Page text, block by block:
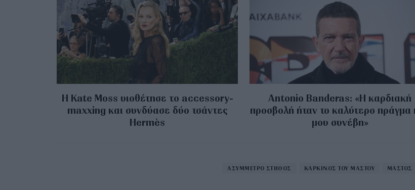
Η Kate Moss υιοθέτησε τo accessory-
maxxing και συνδύασε δύο τσάντες
Hermès
Antonio Banderas: «Η καρδιακή
προσβολή ήταν το καλύτερο πράγμα
μου συνέβη»
ΑΣΥΜΜΕΤΡΟ ΣΤΗΘΟΣ ΚΑΡΚΙΝΟΣ ΤΟΥ ΜΑΣΤΟΥ ΜΑΣΤΟΣ